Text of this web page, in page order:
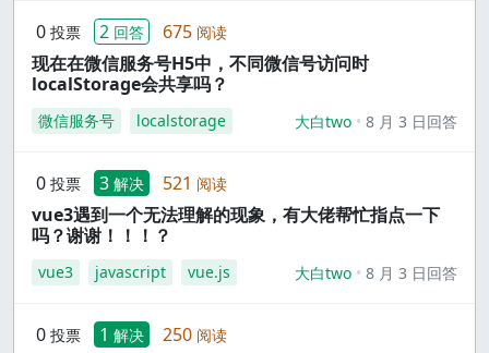
0 投票 2 回答 675 阅读
现在在微信服务号H5中，不同微信号访问时
localStorage会共享吗？
微信服务号 localstorage 大白two 8 月 3 日回答
0 投票 3 解决 521 阅读
vue3遇到一个无法理解的现象，有大佬帮忙指点一下
吗？谢谢！！！？
vue3 javascript vue.js 大白two 8 月 3 日回答
0 投票 1 解决 250 阅读